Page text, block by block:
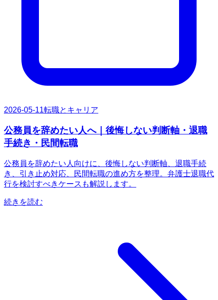
2026-05-11転職とキャリア
公務員を辞めたい人へ｜後悔しない判断軸・退職
手続き・民間転職
公務員を辞めたい人向けに、後悔しない判断軸、退職手続
き、引き止め対応、民間転職の進め方を整理。弁護士退職代
行を検討すべきケースも解説します。
続きを読む